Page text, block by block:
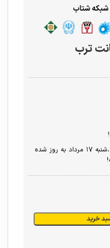
شبکه شتاب
ترب
قیمت محصولات سایت امروز ،شنبه ۱۷ مرداد به روز شده
خرید